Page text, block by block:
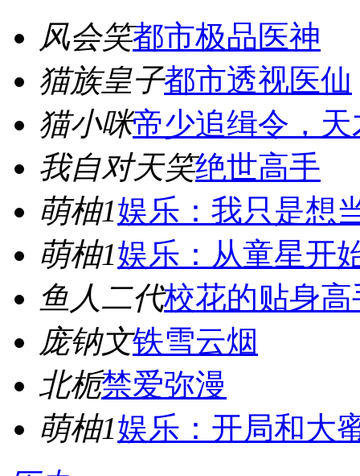
风会笑都市极品医神
猫族皇子都市透视医仙
猫小咪帝少追缉令，
我自对天笑绝世高手
萌柚1娱乐：我只是想
萌柚1娱乐：从童星开
鱼人二代校花的贴身高
庞钠文铁雪云烟
北栀禁爱弥漫
萌柚1娱乐：开局和大